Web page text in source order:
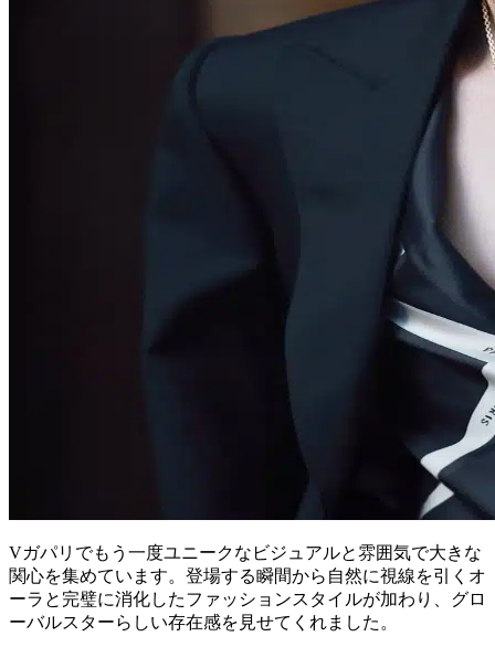
Vガパリでもう一度ユニークなビジュアルと雰囲気で大きな
関心を集めています。登場する瞬間から自然に視線を引くオ
ーラと完璧に消化したファッションスタイルが加わり、グロ
ーバルスターらしい存在感を見せてくれました。